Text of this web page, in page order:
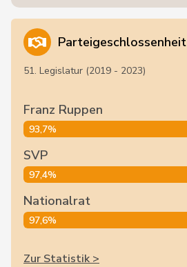
Parteigeschlossenheit
51. Legislatur (2019 - 2023)
Franz Ruppen
93,7%
SVP
97,4%
Nationalrat
97,6%
Zur Statistik >